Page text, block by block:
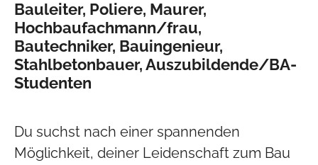
Bauleiter, Poliere, Maurer,
Hochbaufachmann/frau,
Bautechniker, Bauingenieur,
Stahlbetonbauer, Auszubildende/BA-
Studenten
Du suchst nach einer spannenden
Möglichkeit, deiner Leidenschaft zum Bau